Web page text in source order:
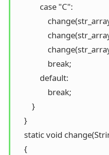
            case "C":
                break;
            default:
                break;
        }
    }
static void
    {